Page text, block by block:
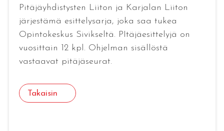
Pitäjäyhdistysten Liiton ja Karjalan Liiton
järjestämä esittelysarja, joka saa tukea
Opintokeskus Sivikseltä. PItäjäesittelyjä on
vuosittain 12 kpl. Ohjelman sisällöstä
vastaavat pitäjäseurat.
Takaisin